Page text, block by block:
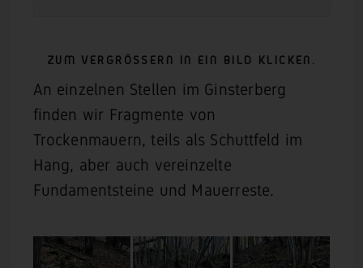
ZUM VERGRÖSSERN IN EIN BILD KLICKEN.
An einzelnen Stellen im Ginsterberg
finden wir Fragmente von
Trockenmauern, teils als Schuttfeld im
Hang, aber auch vereinzelte
Fundamentsteine und Mauerreste.